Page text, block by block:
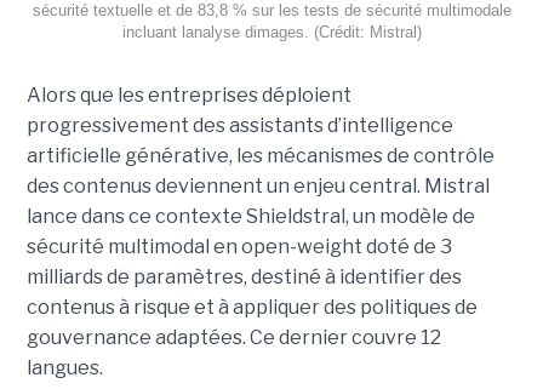
sécurité textuelle et de 83,8 % sur les tests de sécurité multimodale
incluant lanalyse dimages. (Crédit: Mistral)
Alors que les entreprises déploient
progressivement des assistants d’intelligence
artificielle générative, les mécanismes de contrôle
des contenus deviennent un enjeu central. Mistral
lance dans ce contexte Shieldstral, un modèle de
sécurité multimodal en open-weight doté de 3
milliards de paramètres, destiné à identifier des
contenus à risque et à appliquer des politiques de
gouvernance adaptées. Ce derniercouvre 12
langues.